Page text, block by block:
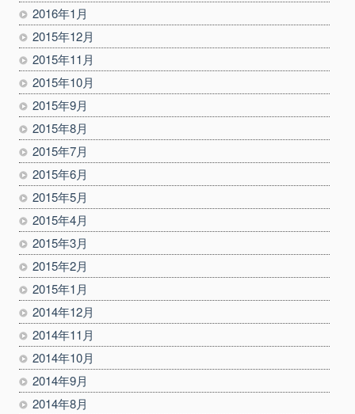
2016年1月
2015年12月
2015年11月
2015年10月
2015年9月
2015年8月
2015年7月
2015年6月
2015年5月
2015年4月
2015年3月
2015年2月
2015年1月
2014年12月
2014年11月
2014年10月
2014年9月
2014年8月